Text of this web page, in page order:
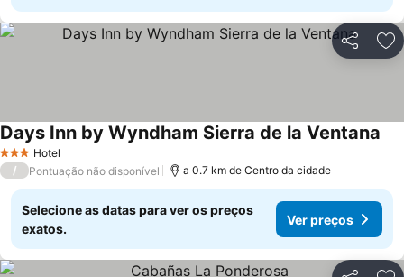
Partilhar
3 EstrelasHotel
Days Inn by Wyndham Sierra de la Ventana
/ Pontuação não disponível a 0.7 km de Centro da cidade
Selecione as datas para ver os preços
exatos.
Ver preços